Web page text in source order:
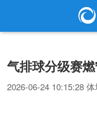
气排球分级赛
2026-06-24 10:15:28 体